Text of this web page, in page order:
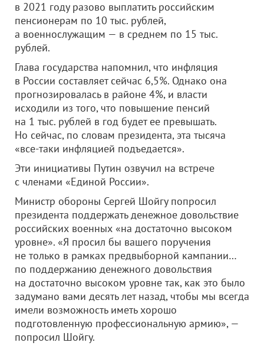
в 2021 году разово выплатить российским
пенсионерам по 10 тыс. рублей,
а военнослужащим — в среднем по 15 тыс.
рублей.
Глава государства напомнил, что инфляция
в России составляет сейчас 6,5%. Однако она
прогнозировалась в районе 4%, и власти
исходили из того, что повышение пенсий
на 1 тыс. рублей в год будет ее превышать.
Но сейчас, по словам президента, эта тысяча
«все-таки инфляцией подъедается».
Эти инициативы Путин озвучил на встрече
с членами «Единой России».
Министр обороны Сергей Шойгу попросил
президента поддержать денежное довольствие
российских военных «на достаточно высоком
уровне». «Я просил бы вашего поручения
не только в рамках предвыборной кампании…
по поддержанию денежного довольствия
на достаточно высоком уровне так, как это было
задумано вами десять лет назад, чтобы мы всегда
имели возможность иметь хорошо
подготовленную профессиональную армию», —
попросил Шойгу.